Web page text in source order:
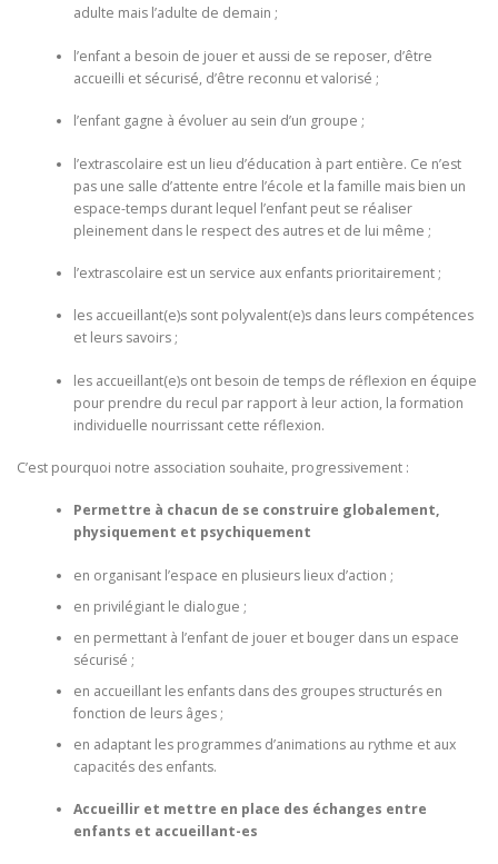
adulte mais l’adulte de demain ;
l’enfant a besoin de jouer et aussi de se reposer, d’être
accueilli et sécurisé, d’être reconnu et valorisé ;
l’enfant gagne à évoluer au sein d’un groupe ;
l’extrascolaire est un lieu d’éducation à part entière. Ce n’est
pas une salle d’attente entre l’école et la famille mais bien un
espace-temps durant lequel l’enfant peut se réaliser
pleinement dans le respect des autres et de lui même ;
l’extrascolaire est un service aux enfants prioritairement ;
les accueillant(e)s sont polyvalent(e)s dans leurs compétences
et leurs savoirs ;
les accueillant(e)s ont besoin de temps de réflexion en équipe
pour prendre du recul par rapport à leur action, la formation
individuelle nourrissant cette réflexion.
C’est pourquoi notre association souhaite, progressivement :
Permettre à chacun de se construire globalement,
physiquement et psychiquement
en organisant l’espace en plusieurs lieux d’action ;
en privilégiant le dialogue ;
en permettant à l’enfant de jouer et bouger dans un espace
sécurisé ;
en accueillant les enfants dans des groupes structurés en
fonction de leurs âges ;
en adaptant les programmes d’animations au rythme et aux
capacités des enfants.
Accueillir et mettre en place des échanges entre
enfants et accueillant-es